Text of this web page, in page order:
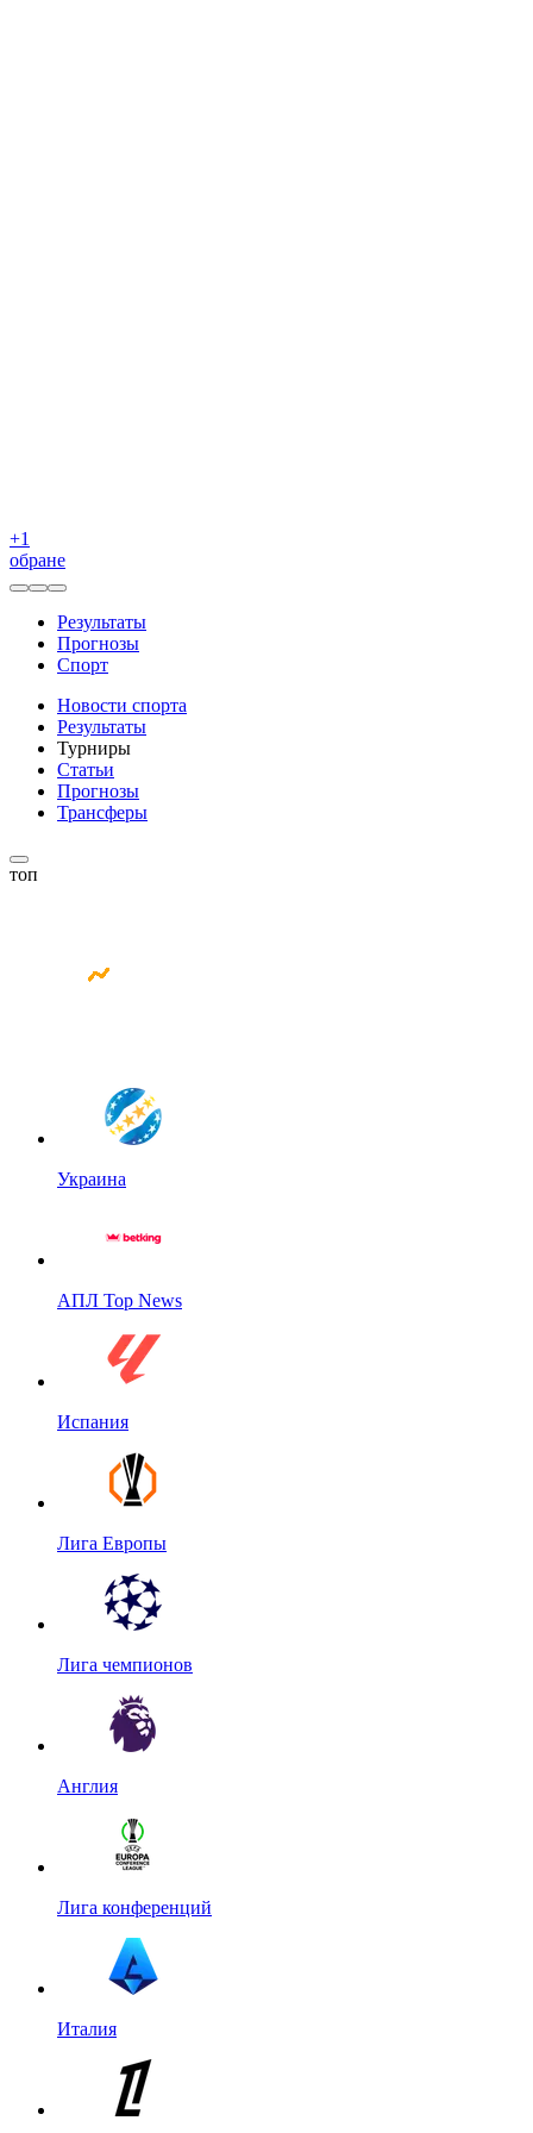
+1
обране
Результаты
Прогнозы
Спорт
Новости спорта
Результаты
Турниры
Статьи
Прогнозы
Трансферы
топ
Украина
АПЛ Top News
Испания
Лига Европы
Лига чемпионов
Англия
Лига конференций
Италия